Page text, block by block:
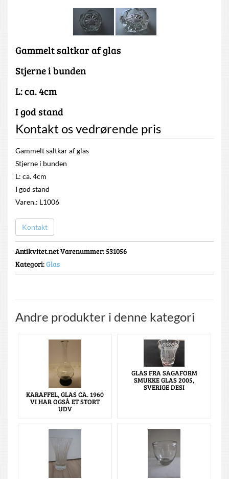
Gammelt saltkar af glas
Stjerne i bunden
L: ca. 4cm
I god stand
Kontakt os vedrørende pris
Gammelt saltkar af glas
Stjerne i bunden
L: ca. 4cm
I god stand
Varen.: L1006
Kontakt
Antikvitet.net Varenummer: 531056
Kategori:Glas
Andre produkter i denne kategori
KARAFFEL, GLAS CA. 1960
VI HAR OGSÅ ET STORT
UDV
GLAS FRA SAGAFORM
SMUKKE GLAS 2005,
SVERIGE DESI